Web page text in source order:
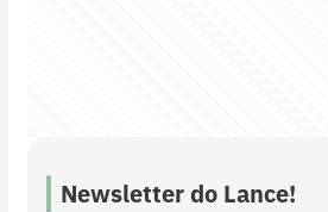
Newsletter do Lance!